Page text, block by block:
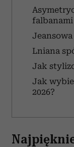
falbanami
Lniana
Jak
Jak
2026?